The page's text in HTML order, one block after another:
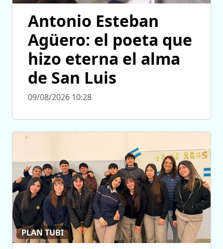
Antonio Esteban
Agüero: el poeta que
hizo eterna el alma
de San Luis
09/08/2026 10:28
PLAN TUBI